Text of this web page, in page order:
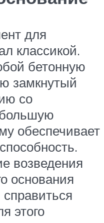
для
классикой.
бетонную
замкнутый
со
обеспечивает
возведения
основания
этого